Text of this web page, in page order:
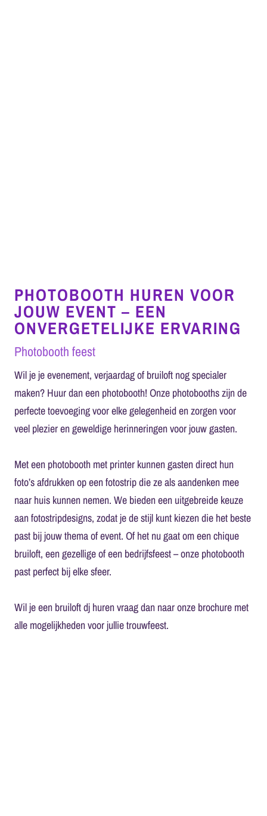
PHOTOBOOTH HUREN VOOR
JOUW EVENT – EEN
ONVERGETELIJKE ERVARING
Photobooth feest
Wil je je evenement, verjaardag of bruiloft nog specialer
maken? Huur dan een photobooth! Onze photobooths zijn de
perfecte toevoeging voor elke gelegenheid en zorgen voor
veel plezier en geweldige herinneringen voor jouw gasten.
Met een photobooth met printer kunnen gasten direct hun
foto’s afdrukken op een fotostrip die ze als aandenken mee
naar huis kunnen nemen. We bieden een uitgebreide keuze
aan fotostripdesigns, zodat je de stijl kunt kiezen die het beste
past bij jouw thema of event. Of het nu gaat om een chique
bruiloft, een gezellige of een bedrijfsfeest – onze photobooth
past perfect bij elke sfeer.
Wil je een bruiloft dj hurenvraag dan naar onze brochure met
alle mogelijkheden voor jullie trouwfeest.